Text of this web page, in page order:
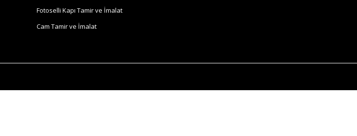
Fotoselli Kapı Tamir ve İmalat
Cam Tamir ve İmalat